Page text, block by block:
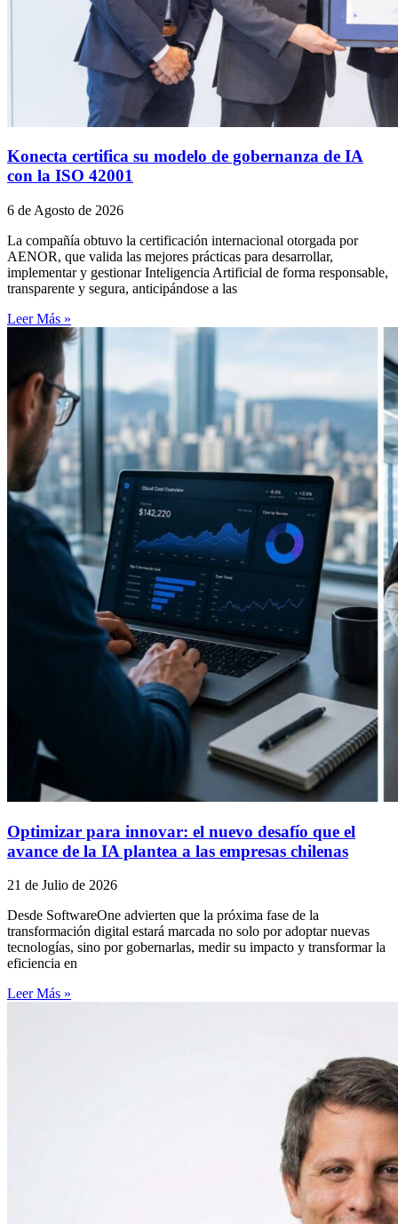
Konecta certifica su modelo de gobernanza de IA
con la ISO 42001
6 de Agosto de 2026
La compañía obtuvo la certificación internacional otorgada por
AENOR, que valida las mejores prácticas para desarrollar,
implementar y gestionar Inteligencia Artificial de forma responsable,
transparente y segura, anticipándose a las
Leer Más »
Optimizar para innovar: el nuevo desafío que el
avance de la IA plantea a las empresas chilenas
21 de Julio de 2026
Desde SoftwareOne advierten que la próxima fase de la
transformación digital estará marcada no solo por adoptar nuevas
tecnologías, sino por gobernarlas, medir su impacto y transformar la
eficiencia en
Leer Más »